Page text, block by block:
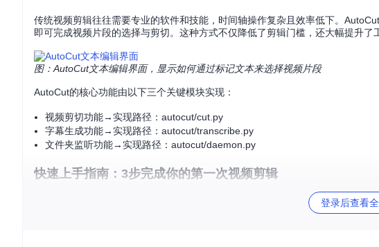
传统视频剪辑往往需要专业的软件和技能，时间轴操作复杂且效率低下。
即可完成视频片段的选择与剪切。这种方式不仅降低了剪辑门槛，还大幅提升
图：AutoCut文本编辑界面，显示如何通过标记文本来选择视频片段
AutoCut的核心功能由以下三个关键模块实现：
视频剪切功能→实现路径：autocut/cut.py
字幕生成功能→实现路径：autocut/transcribe.py
文件夹监听功能→实现路径：autocut/daemon.py
快速上手指南：3步完成你的第一次视频剪辑
登录后查看